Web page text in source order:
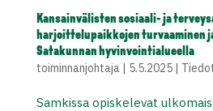
Kansainvälisten sosiaali- ja
harjoittelupaikkojen turvaaminen
Satakunnan hyvinvointialueella
toiminnanjohtaja| 5.5.2025|
Samkissa opiskelevat